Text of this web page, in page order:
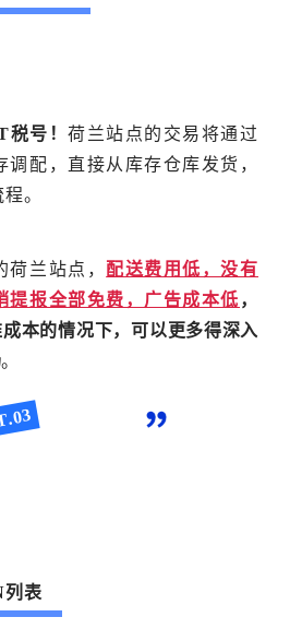
税号！荷兰站点的交易将通过
调配，直接从库存仓库发货，
。
兰站点， 配送费用低，没有
提报全部免费，广告成本低 ，
本的情况下，可以更多得深入
。
列表